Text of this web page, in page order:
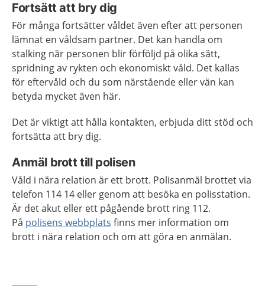
Fortsätt att bry dig
För många fortsätter våldet även efter att personen
lämnat en våldsam partner. Det kan handla om
stalking när personen blir förföljd på olika sätt,
spridning av rykten och ekonomiskt våld. Det kallas
för eftervåld och du som närstående eller vän kan
betyda mycket även här.
Det är viktigt att hålla kontakten, erbjuda ditt stöd och
fortsätta att bry dig.
Anmäl brott till polisen
Våld i nära relation är ett brott. Polisanmäl brottet via
telefon 114 14 eller genom att besöka en polisstation.
Är det akut eller ett pågående brott ring 112.
På polisens webbplats finns mer information om
brott i nära relation och om att göra en anmälan.